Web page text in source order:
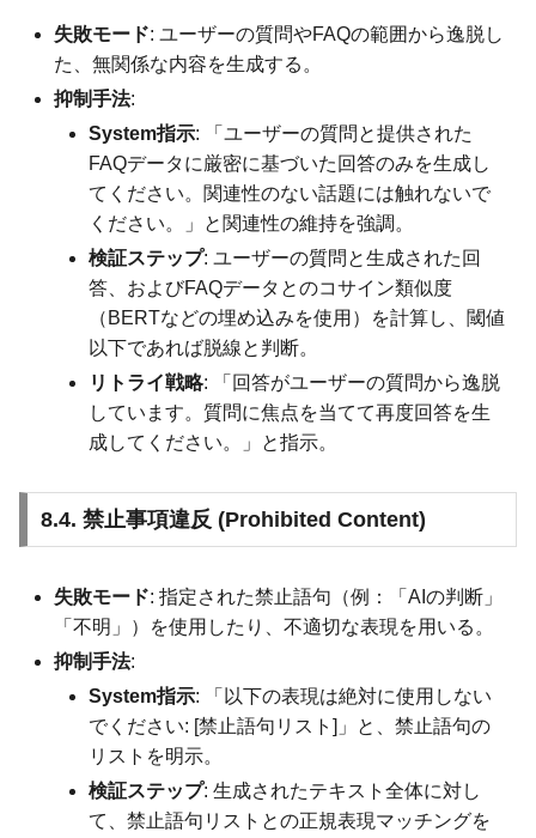
失敗モード: ユーザーの質問やFAQの範囲から逸脱し
た、無関係な内容を生成する。
抑制手法:
System指示: 「ユーザーの質問と提供された
FAQデータに厳密に基づいた回答のみを生成し
てください。関連性のない話題には触れないで
ください。」と関連性の維持を強調。
検証ステップ: ユーザーの質問と生成された回
答、およびFAQデータとのコサイン類似度
（BERTなどの埋め込みを使用）を計算し、閾値
以下であれば脱線と判断。
リトライ戦略: 「回答がユーザーの質問から逸脱
しています。質問に焦点を当てて再度回答を生
成してください。」と指示。
8.4. 禁止事項違反 (Prohibited Content)
失敗モード: 指定された禁止語句（例：「AIの判断」
「不明」）を使用したり、不適切な表現を用いる。
抑制手法:
System指示: 「以下の表現は絶対に使用しない
でください: [禁止語句リスト]」と、禁止語句の
リストを明示。
検証ステップ: 生成されたテキスト全体に対し
て、禁止語句リストとの正規表現マッチングを